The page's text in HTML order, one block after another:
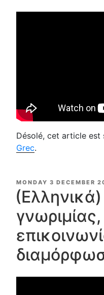
Désolé, cet article est
Grec.
POSTED
ON
MONDAY 3 DECEMBER
(Ελληνικά)
γνωριμίας,